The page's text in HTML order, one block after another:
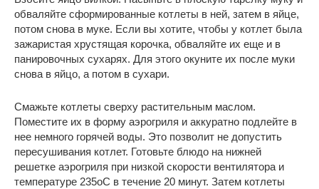
обваляйте сформированные котлеты в ней, затем в яйце,
потом снова в муке. Если вы хотите, чтобы у котлет была
зажаристая хрустящая корочка, обваляйте их еще и в
панировочных сухарях. Для этого окуните их после муки
снова в яйцо, а потом в сухари.
Смажьте котлеты сверху растительным маслом.
Поместите их в форму аэрогриля и аккуратно подлейте в
нее немного горячей воды. Это позволит не допустить
пересушивания котлет. Готовьте блюдо на нижней
решетке аэрогриля при низкой скорости вентилятора и
температуре 235оС в течение 20 минут. Затем котлеты